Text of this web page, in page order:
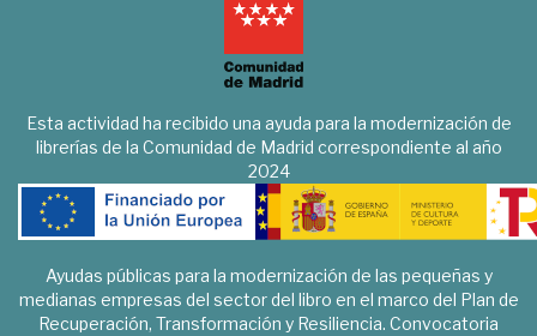
Esta actividad ha recibido una ayuda para la modernización de
librerías de la Comunidad de Madrid correspondiente al año
2024
Ayudas públicas para la modernización de las pequeñas y
medianas empresas del sector del libro en el marco del Plan de
Recuperación, Transformación y Resiliencia. Convocatoria